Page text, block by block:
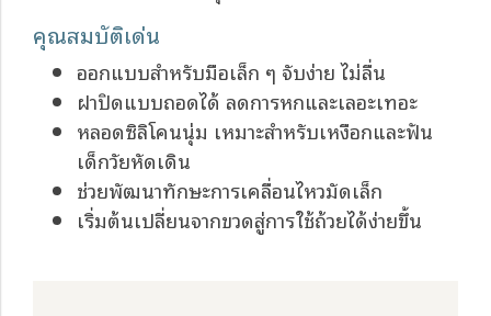
คุณสมบัติเด่น
ออกแบบสำหรับมือเล็ก ๆ จับง่าย ไม่ลื่น
ฝาปิดแบบถอดได้ ลดการหกและเลอะเทอะ
หลอดซิลิโคนนุ่ม เหมาะสำหรับเหงือกและฟัน
เด็กวัยหัดเดิน
ช่วยพัฒนาทักษะการเคลื่อนไหวมัดเล็ก
เริ่มต้นเปลี่ยนจากขวดสู่การใช้ถ้วยได้ง่ายขึ้น